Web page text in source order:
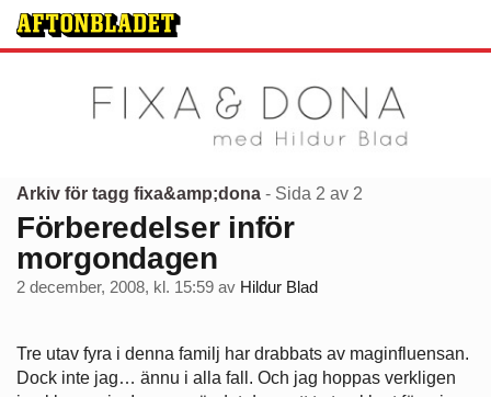
Arkiv för tagg fixa&amp;dona - Sida 2 av 2
Förberedelser inför
morgondagen
2 december, 2008, kl. 15:59 av Hildur Blad
Tre utav fyra i denna familj har drabbats av maginfluensan.
Dock inte jag… ännu i alla fall. Och jag hoppas verkligen